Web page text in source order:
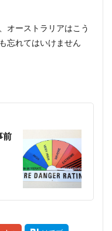
オーストラリアはこう
忘れてはいけません
前